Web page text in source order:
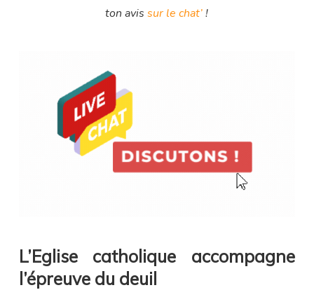
ton avissur le chat’!
L’Eglise catholique accompagne
l’épreuve du deuil